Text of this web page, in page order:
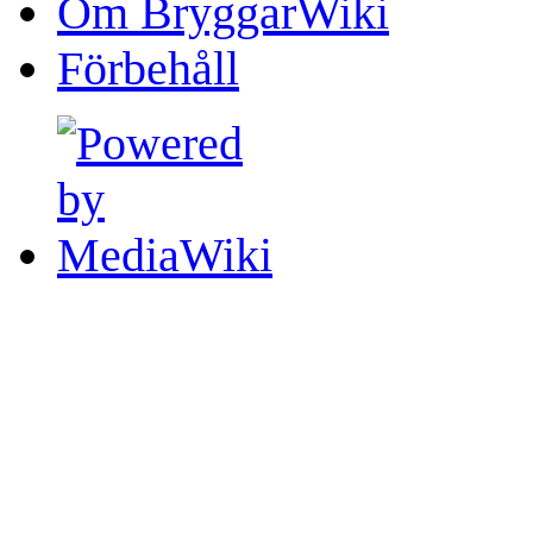
Om BryggarWiki
Förbehåll